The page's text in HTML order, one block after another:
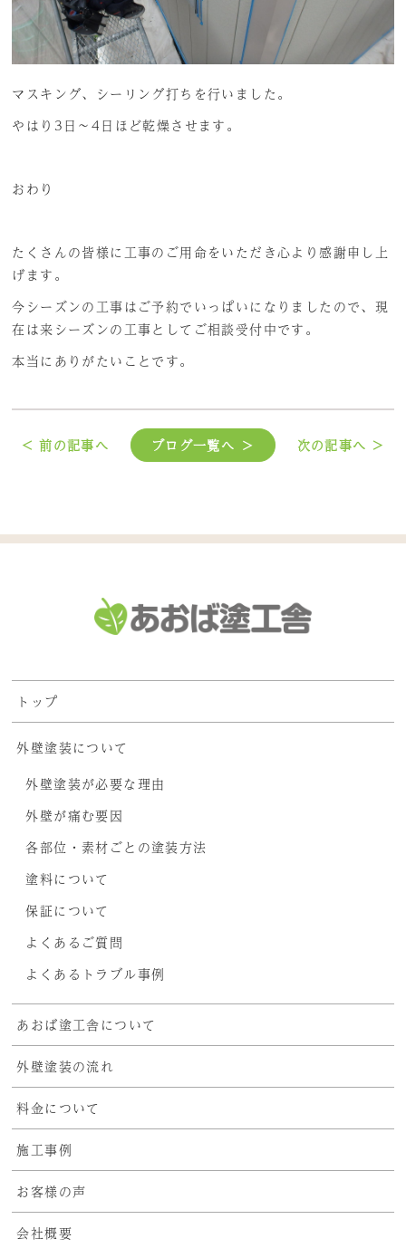
マスキング、シーリング打ちを行いました。
やはり3日～4日ほど乾燥させます。
おわり
たくさんの皆様に工事のご用命をいただき心より感謝申し上
げます。
今シーズンの工事はご予約でいっぱいになりましたので、現
在は来シーズンの工事としてご相談受付中です。
本当にありがたいことです。
< 前の記事へ ブログ一覧へ ＞ 次の記事へ >
トップ
外壁塗装について
外壁塗装が必要な理由
外壁が痛む要因
各部位・素材ごとの塗装方法
塗料について
保証について
よくあるご質問
よくあるトラブル事例
あおば塗工舎について
外壁塗装の流れ
料金について
施工事例
お客様の声
会社概要